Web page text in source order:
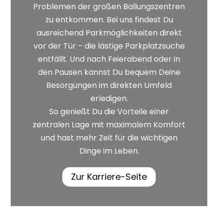
Problemen der großen Ballungszentren
zu entkommen. Bei uns findest Du
ausreichend Parkmöglichkeiten direkt
vor der Tür – die lästige Parkplatzsuche
entfällt. Und nach Feierabend oder in
den Pausen kannst Du bequem Deine
Besorgungen im direkten Umfeld
erledigen.
So genießt Du die Vorteile einer
zentralen Lage mit maximalem Komfort
und hast mehr Zeit für die wichtigen
Dinge im Leben.
Zur Karriere-Seite